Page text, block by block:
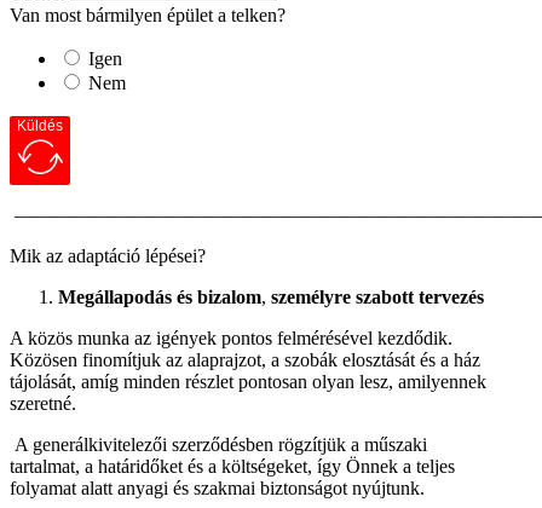
Van most bármilyen épület a telken?
Igen
Nem
Küldés
Mik az adaptáció lépései?
Megállapodás és bizalom, személyre szabott tervezés
A közös munka az igények pontos felmérésével kezdődik.
Közösen finomítjuk az alaprajzot, a szobák elosztását és a ház
tájolását, amíg minden részlet pontosan olyan lesz, amilyennek
szeretné.
A generálkivitelezői szerződésben rögzítjük a műszaki
tartalmat, a határidőket és a költségeket, így Önnek a teljes
folyamat alatt anyagi és szakmai biztonságot nyújtunk.